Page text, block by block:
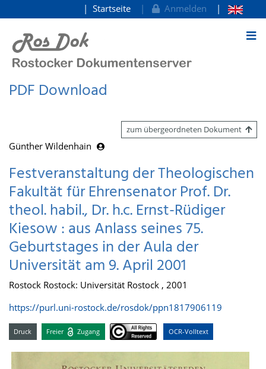
zum Inhalt
Startseite Anmelden
PDF Download
zum übergeordneten Dokument
Günther Wildenhain
Festveranstaltung der Theologischen
Fakultät für Ehrensenator Prof. Dr.
theol. habil., Dr. h.c. Ernst-Rüdiger
Kiesow : aus Anlass seines 75.
Geburtstages in der Aula der
Universität am 9. April 2001
Rostock Rostock: Universität Rostock , 2001
https://purl.uni-rostock.de/rosdok/ppn1817906119
Druck Freier Zugang OCR-Volltext